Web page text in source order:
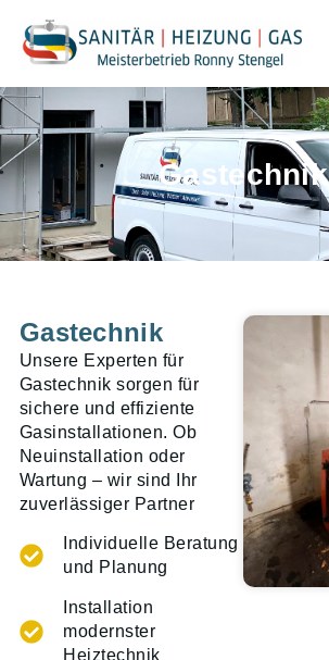
Gastechnik
Gastechnik
Unsere Experten für
Gastechnik sorgen für
sichere und effiziente
Gasinstallationen. Ob
Neuinstallation oder
Wartung – wir sind Ihr
zuverlässiger Partner
Individuelle Beratung
und Planung
Installation
modernster
Heiztechnik